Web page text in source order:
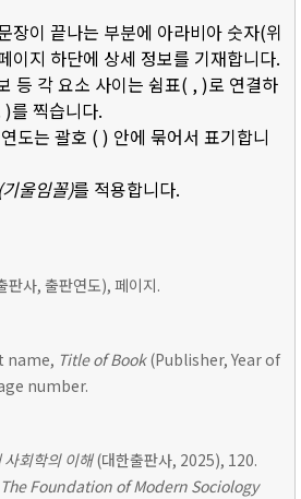
장이 끝나는 부분에 아라비아 숫자(위
이지 하단에 상세 정보를 기재합니다.
등 각 요소 사이는 쉼표( , )로 연결하
를 찍습니다.
도는 괄호 ( ) 안에 묶어서 표기합니
울임꼴)를 적용합니다.
판사, 출판연도), 페이지.
name, Title of Book(Publisher, Year of
number.
사회학의 이해(대한출판사, 2025), 120.
The Foundation of Modern Sociology